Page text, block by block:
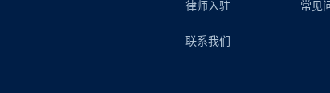
律师入驻
联系我们
常见